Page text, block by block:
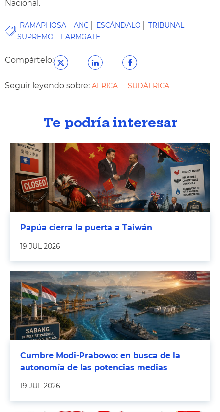
Nacional.
RAMAPHOSA ANC ESCÁNDALO
TRIBUNAL
SUPREMO
FARMGATE
Compártelo:
Seguir leyendo sobre: AFRICA SUDÁFRICA
Te podría interesar
Papúa cierra la puerta a Taiwán
19 JUL 2026
Cumbre Modi-Prabowo: en busca de la
autonomía de las potencias medias
19 JUL 2026